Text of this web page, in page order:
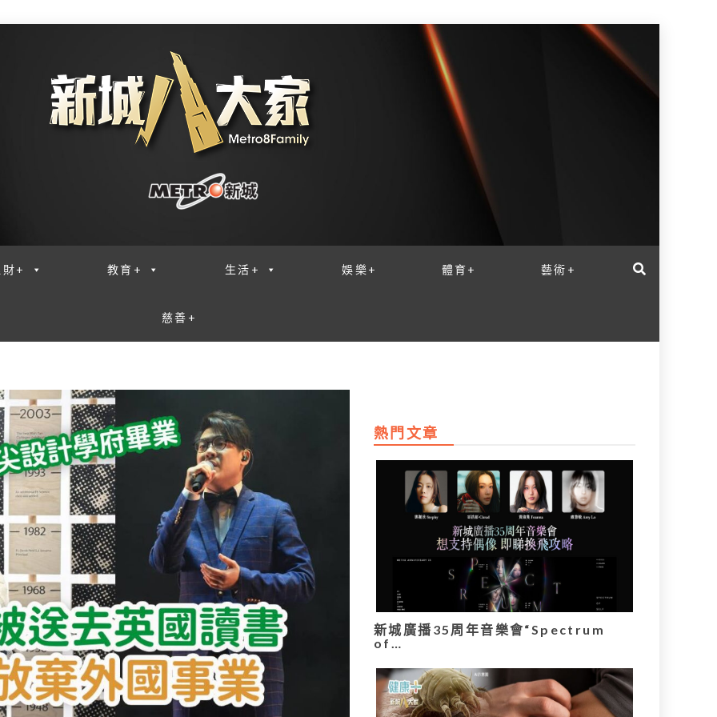
財+ 教育+ 生活+ 娛樂+ 體育+ 藝術+
慈善+
熱門文章
新城廣播35周年音樂會“Spectrum
of…